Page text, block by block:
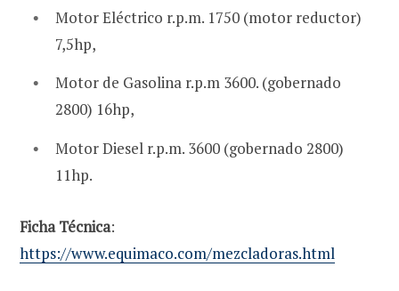
Motor Eléctrico r.p.m. 1750 (motor reductor)
7,5hp,
Motor de Gasolina r.p.m 3600. (gobernado
2800) 16hp,
Motor Diesel r.p.m. 3600 (gobernado 2800)
11hp.
Ficha Técnica:
https://www.equimaco.com/mezcladoras.html